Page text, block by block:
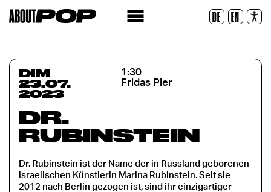
DE EN
Réinitialiser
DIM
23.07.
2023
1:30
Fridas Pier
DR.
RUBINSTEIN
Dr. Rubinstein ist der Name der in Russland geborenen
israelischen Künstlerin Marina Rubinstein. Seit sie
2012 nach Berlin gezogen ist, sind ihr einzigartiger